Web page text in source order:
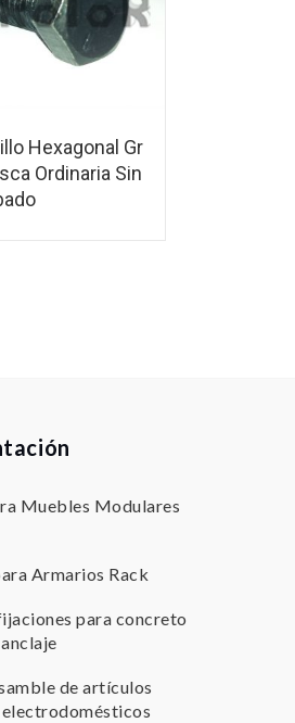
Hexagonal Gr
Ordinaria Sin
Muebles Modulares
Armarios Rack
para concreto
de artículos